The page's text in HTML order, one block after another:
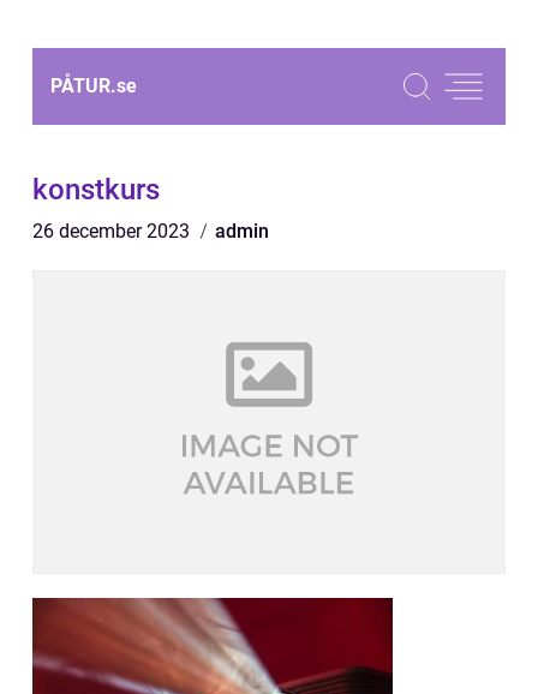
PÅTUR.se
konstkurs
26 december 2023 admin